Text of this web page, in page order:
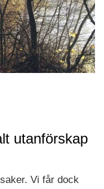
utanförskap
Vi får dock